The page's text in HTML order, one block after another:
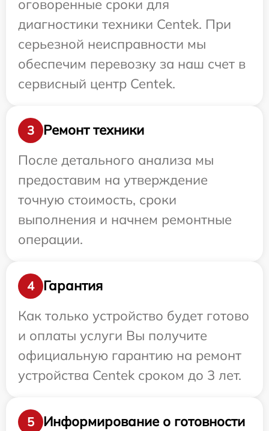
оговоренные сроки для
диагностики техники Centek. При
серьезной неисправности мы
обеспечим перевозку за наш счет в
сервисный центр Centek.
3
Ремонт техники
После детального анализа мы
предоставим на утверждение
точную стоимость, сроки
выполнения и начнем ремонтные
операции.
4
Гарантия
Как только устройство будет готово
и оплаты услуги Вы получите
официальную гарантию на ремонт
устройства Centek сроком до 3 лет.
5
Информирование о готовности